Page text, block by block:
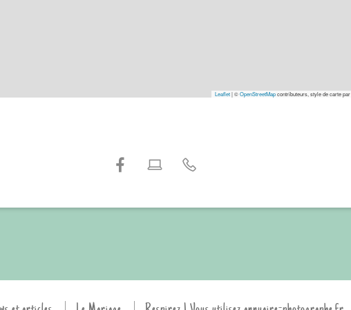
Leaflet|©OpenStreetMapcontributeurs, style de carte par